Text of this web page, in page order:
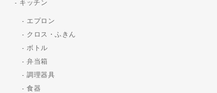
キッチン
エプロン
クロス・ふきん
ボトル
弁当箱
調理器具
食器